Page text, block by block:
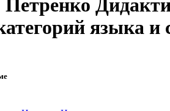
языка